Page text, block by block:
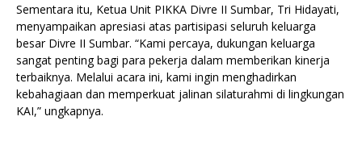
Sementara itu, Ketua Unit PIKKA Divre II Sumbar, Tri Hidayati,
menyampaikan apresiasi atas partisipasi seluruh keluarga
besar Divre II Sumbar. “Kami percaya, dukungan keluarga
sangat penting bagi para pekerja dalam memberikan kinerja
terbaiknya. Melalui acara ini, kami ingin menghadirkan
kebahagiaan dan memperkuat jalinan silaturahmi di lingkungan
KAI,” ungkapnya.